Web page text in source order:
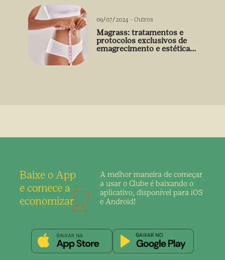
09/07/2024 - Outros
Magrass: tratamentos e
protocolos exclusivos de
emagrecimento e estética
Baixe o App
e comece a
economizar
A melhor maneira de começar
a usar o Clube é baixando o
aplicativo, disponível para iOS
e Android!